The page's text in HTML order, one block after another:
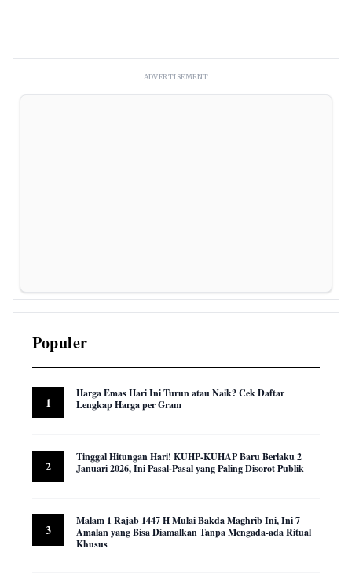
ADVERTISEMENT
Populer
1
Harga Emas Hari Ini Turun atau Naik? Cek Daftar
Lengkap Harga per Gram
2
Tinggal Hitungan Hari! KUHP-KUHAP Baru Berlaku 2
Januari 2026, Ini Pasal-Pasal yang Paling Disorot Publik
3
Malam 1 Rajab 1447 H Mulai Bakda Maghrib Ini, Ini 7
Amalan yang Bisa Diamalkan Tanpa Mengada-ada Ritual
Khusus